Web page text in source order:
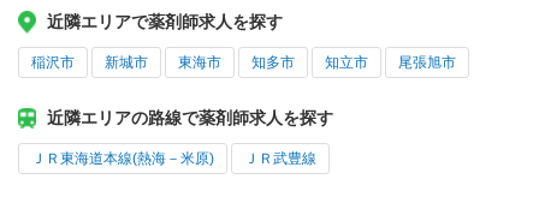
近隣エリアで薬剤師求人を探す
稲沢市 新城市 東海市 知多市 知立市 尾張旭市
近隣エリアの路線で薬剤師求人を探す
ＪＲ東海道本線(熱海－米原) ＪＲ武豊線